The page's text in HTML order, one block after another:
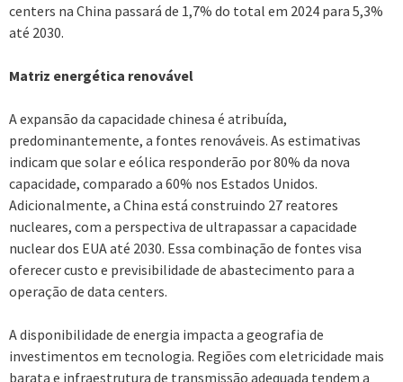
centers na China passará de 1,7% do total em 2024 para 5,3%
até 2030.
Matriz energética renovável
A expansão da capacidade chinesa é atribuída,
predominantemente, a fontes renováveis. As estimativas
indicam que solar e eólica responderão por 80% da nova
capacidade, comparado a 60% nos Estados Unidos.
Adicionalmente, a China está construindo 27 reatores
nucleares, com a perspectiva de ultrapassar a capacidade
nuclear dos EUA até 2030. Essa combinação de fontes visa
oferecer custo e previsibilidade de abastecimento para a
operação de data centers.
A disponibilidade de energia impacta a geografia de
investimentos em tecnologia. Regiões com eletricidade mais
barata e infraestrutura de transmissão adequada tendem a